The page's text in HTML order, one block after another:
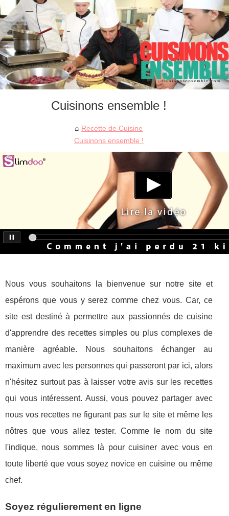
Cuisinons ensemble !
Recette de Cuisine
Cuisinons ensemble !
Nous vous souhaitons la bienvenue sur notre site et
espérons que vous y serez comme chez vous. Car, ce
site est destiné à permettre aux passionnés de cuisine
d'apprendre des recettes simples ou plus complexes de
manière agréable. Nous souhaitons échanger au
maximum avec les personnes qui passeront par ici, alors
n'hésitez surtout pas à laisser votre avis sur les recettes
qui vous intéressent. Aussi, vous pouvez partager avec
nous vos recettes ne figurant pas sur le site et même les
nôtres que vous allez tester. Comme le nom du site
l'indique, nous sommes là pour cuisiner avec vous en
toute liberté que vous soyez novice en cuisine ou même
chef.
Soyez régulierement en ligne